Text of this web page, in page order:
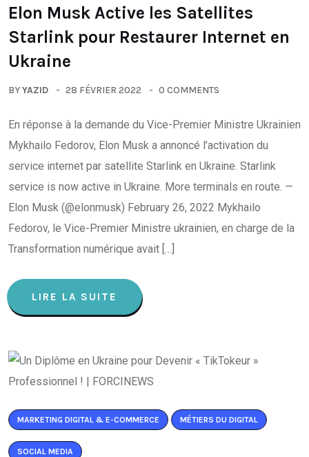
Elon Musk Active les Satellites
Starlink pour Restaurer Internet en
Ukraine
BYYAZID 28 FÉVRIER 2022 0 COMMENTS
En réponse à la demande du Vice-Premier Ministre Ukrainien
Mykhailo Fedorov, Elon Musk a annoncé l’activation du
service internet par satellite Starlink en Ukraine. Starlink
service is now active in Ukraine. More terminals en route. —
Elon Musk (@elonmusk) February 26, 2022 Mykhailo
Fedorov, le Vice-Premier Ministre ukrainien, en charge de la
Transformation numérique avait […]
LIRE LA SUITE
MARKETING DIGITAL & E-COMMERCE MÉTIERS DU DIGITAL
SOCIAL MEDIA